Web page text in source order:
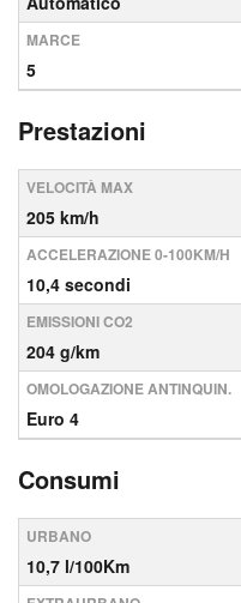
MARCE
5
Prestazioni
VELOCITÀ MAX
205 km/h
ACCELERAZIONE 0-100KM/H
10,4 secondi
EMISSIONI CO2
204 g/km
OMOLOGAZIONE ANTINQUIN.
Euro 4
Consumi
URBANO
10,7 l/100Km